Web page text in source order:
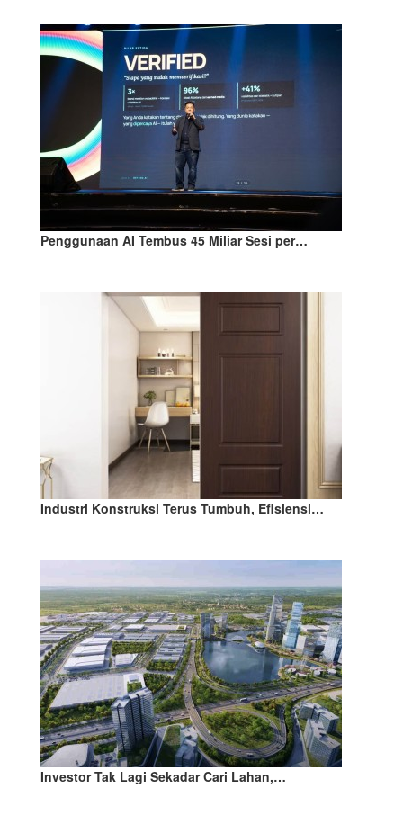
Penggunaan AI Tembus 45 Miliar Sesi per…
Industri Konstruksi Terus Tumbuh, Efisiensi…
Investor Tak Lagi Sekadar Cari Lahan,…